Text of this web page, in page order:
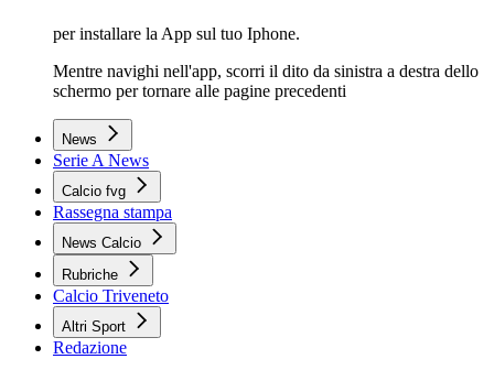
per installare la App sul tuo Iphone.
Mentre navighi nell'app, scorri il dito da sinistra a destra dello
schermo per tornare alle pagine precedenti
News
Serie A News
Calcio fvg
Rassegna stampa
News Calcio
Rubriche
Calcio Triveneto
Altri Sport
Redazione